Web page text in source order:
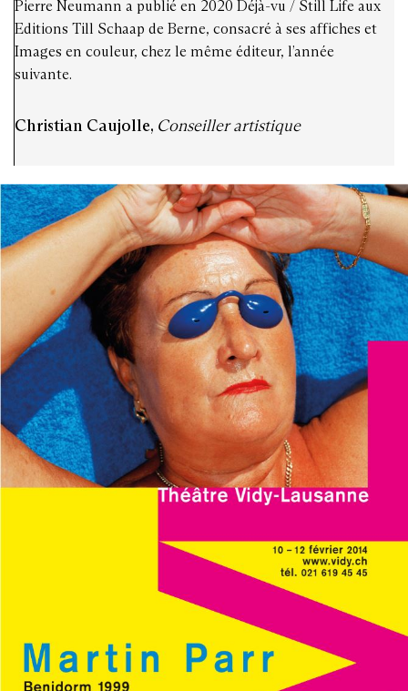
Pierre Neumann a publié en 2020 Déjà-vu / Still Life aux
Editions Till Schaap de Berne, consacré à ses affiches et
Images en couleur, chez le même éditeur, l’année
suivante.
Christian Caujolle, Conseiller artistique